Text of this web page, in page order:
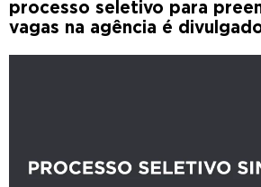
processo seletivo para
vagas na agência é